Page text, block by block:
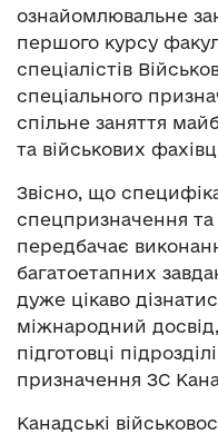
ознайомлювальне
першого курсу
спеціалістів
спеціального
спільне заняття
та військових
Звісно, що
спецпризначення та
передбачає
багатоетапних
дуже цікаво
міжнародний
підготовці
призначення ЗС
Канадські